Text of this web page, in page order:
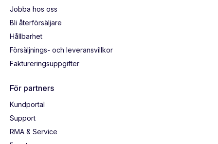
Jobba hos oss
Bli återförsäljare
Hållbarhet
Försäljnings- och leveransvillkor
Faktureringsuppgifter
För partners
Kundportal
Support
RMA & Service